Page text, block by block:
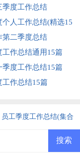
季度工作总结
个人工作总结(精选15
第二季度总结
工作总结通用15篇
季度工作总结15篇
工作总结15篇
员工季度工作总结(集合